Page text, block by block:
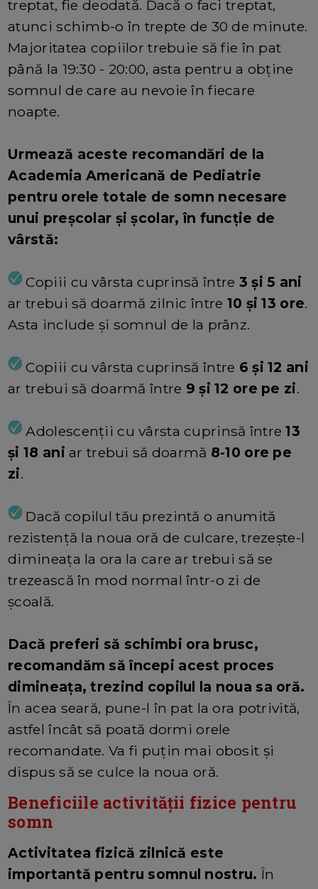
treptat, fie deodată. Dacă o faci treptat,
atunci schimb-o în trepte de 30 de minute.
Majoritatea copiilor trebuie să fie în pat
până la 19:30 - 20:00, asta pentru a obține
somnul de care au nevoie în fiecare
noapte.
Urmează aceste recomandări de la
Academia Americană de Pediatrie
pentru orele totale de somn necesare
unui preșcolar și școlar, în funcție de
vârstă:
Copiii cu vârsta cuprinsă între 3 și 5 ani
ar trebui să doarmă zilnic între 10 și 13 ore.
Asta include și somnul de la prânz.
Copiii cu vârsta cuprinsă între 6 și 12 ani
ar trebui să doarmă între 9 și 12 ore pe zi.
Adolescenții cu vârsta cuprinsă între13
și 18 ani ar trebui să doarmă 8-10 ore pe
zi.
Dacă copilul tău prezintă o anumită
rezistență la noua oră de culcare, trezește-l
dimineața la ora la care ar trebui să se
trezească în mod normal într-o zi de
școală.
Dacă preferi să schimbi ora brusc,
recomandăm să începi acest proces
dimineața, trezind copilul la noua sa oră.
În acea seară, pune-l în pat la ora potrivită,
astfel încât să poată dormi orele
recomandate. Va fi puțin mai obosit și
dispus să se culce la noua oră.
Beneficiile activității fizice pentru
somn
Activitatea fizică zilnică este
importantă pentru somnul nostru.În